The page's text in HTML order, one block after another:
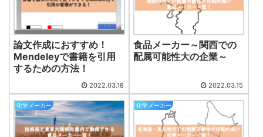
論文作成におすすめ！
Mendeleyで書籍を引用
するための方法！
2022.03.18
食品メーカー～関西での
配属可能性大の企業～
2022.03.15
化学メーカー 化学メーカー